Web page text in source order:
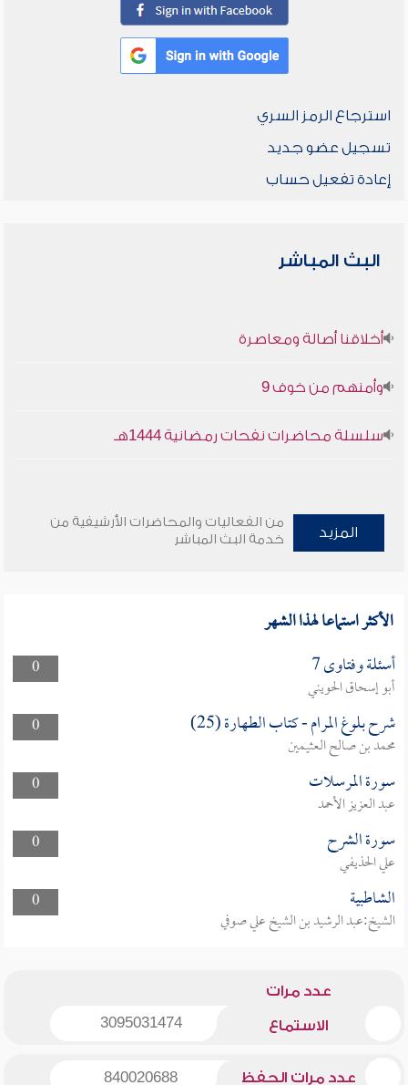
استرجاع الرمز السري
تسجيل عضو جديد
إعادة تفعيل حساب
البث المباشر
أخلاقنا أصالة ومعاصرة
وأمنهم من خوف 9
سلسلة محاضرات نفحات رمضانية 1444هـ
المزيد
من الفعاليات والمحاضرات الأرشيفية من
خدمة البث المباشر
الأكثر استماعا لهذا الشهر
0 أسئلة وفتاوى 7
أبو إسحاق الحويني
0
شرح بلوغ المرام - كتاب الطهارة (25)
محمد بن صالح العثيمين
0
سورة المرسلات
عبد العزيز الأحمد
0
سورة الشرح
علي الحذيفي
0
الشاطبية
الشيخ:عبد الرشيد بن الشيخ علي صوفي
عدد مرات
الاستماع 3095031474
عدد مرات الحفظ 840020688